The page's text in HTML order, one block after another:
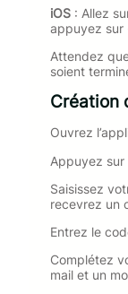
iOS : Allez
appuyez sur
Attendez
soient
Création
Ouvrez
Appuyez sur
Saisissez
recevrez un
Entrez le
Complétez
mail et un